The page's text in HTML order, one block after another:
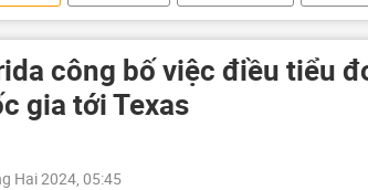
công bố việc điều tiểu
gia tới Texas
Hai 2024, 05:45